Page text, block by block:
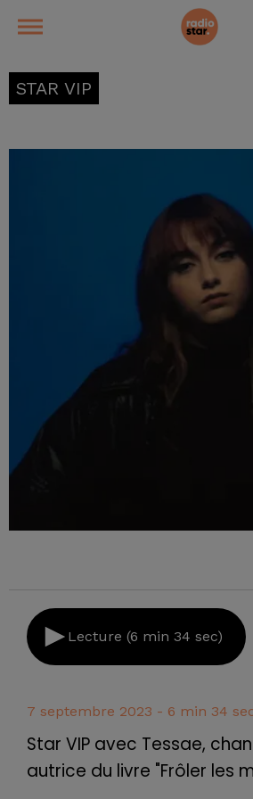
STAR VIP
Lecture (6 min 34 sec)
7 septembre 2023 - 6 min 34
Star VIP avec Tessae,
autrice du livre "Frôler les